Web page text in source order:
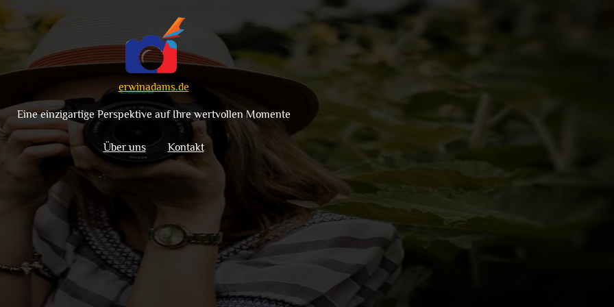
erwinadams.de
Eine einzigartige Perspektive auf Ihre wertvollen Momente
Über uns Kontakt